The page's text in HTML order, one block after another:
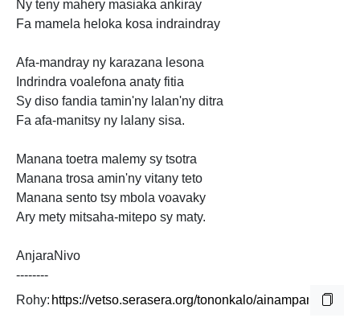
Ny teny mahery masiaka ankiray
Fa mamela heloka kosa indraindray
Afa-mandray ny karazana lesona
Indrindra voalefona anaty fitia
Sy diso fandia tamin'ny lalan'ny ditra
Fa afa-manitsy ny lalany sisa.
Manana toetra malemy sy tsotra
Manana trosa amin'ny vitany teto
Manana sento tsy mbola voavaky
Ary mety mitsaha-mitepo sy maty.
AnjaraNivo
--------
Rohy: